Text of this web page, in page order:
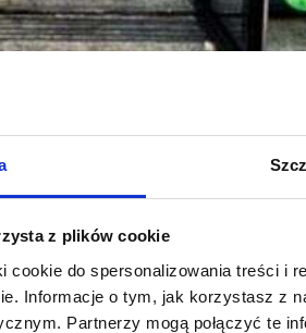
z plików cookie
cookie do spersonalizowania treści i
Informacje o tym, jak korzystasz z
Partnerzy mogą połączyć te
Kamalion. Piętnasty sklep
zero.
w 6 krajach Europy i
krok w globalnej ekspansji